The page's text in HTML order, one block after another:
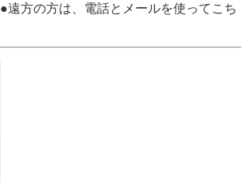
●遠方の方は、電話とメールを使ってこち